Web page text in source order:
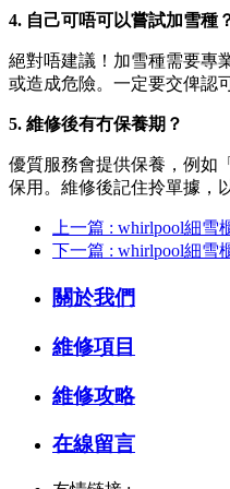
4. 自己可唔可以嘗試加雪種
絕對唔建議！加雪種需要專
或造成危險。一定要交俾認
5. 維修後有冇保養期？
優質服務會提供保養，例如
保用。維修後記住拎單據，
上一篇 : whirlpool細
下一篇 : whirlpool細雪
關於我們
維修項目
維修攻略
在線留言